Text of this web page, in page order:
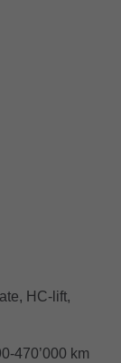
HC-lift,
470’000 km